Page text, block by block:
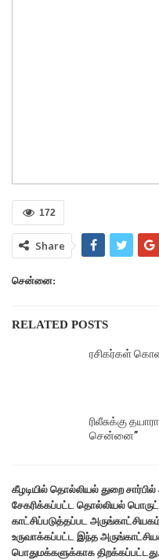
172
Share
சென்னை:
RELATED POSTS
ரசிகர்கள்
ரிலீசுக்கு
சென்னை”
கீழடியில் தொல்லியல் துறை
சேகரிக்கப்பட்ட தொல்லியல்
காட்சிப்படுத்தப்பட
உருவாக்கப்பட்ட இந்த
பொதுமக்களுக்காக